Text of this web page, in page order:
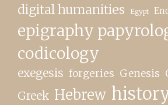
digital humanities Egypt
epigraphy
codicology
exegesis forgeries Genesis
Greek Hebrew